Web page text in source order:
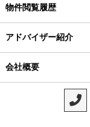
物件閲覧履歴
アドバイザー紹介
会社概要